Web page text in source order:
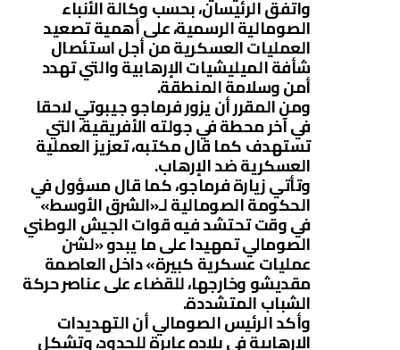
واتفق الرئيسان، بحسب وكالة الأنباء
الصومالية الرسمية، على أهمية تصعيد
العمليات العسكرية من أجل استئصال
شأفة الميليشيات الإرهابية والتي تهدد
أمن وسلامة المنطقة.
ومن المقرر أن يزور فرماجو جيبوتي لاحقا
في آخر محطة في جولته الأفريقية، التي
تستهدف كما قال مكتبه، تعزيز العملية
العسكرية ضد الإرهاب.
وتأتي زيارة فرماجو، كما قال مسؤول في
الحكومة الصومالية لـ«الشرق الأوسط»
في وقت تحتشد فيه قوات الجيش الوطني
الصومالي تمهيدا على ما يبدو «لشن
عمليات عسكرية كبيرة» داخل العاصمة
مقديشو وخارجها، للقضاء على عناصر حركة
الشباب المتشددة.
وأكد الرئيس الصومالي أن التهديدات
الإرهابية في بلاده عابرة للحدود، وتشكل